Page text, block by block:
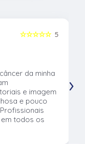
5
☆☆☆☆☆
da minha
e imagem
e pouco
todos os
›